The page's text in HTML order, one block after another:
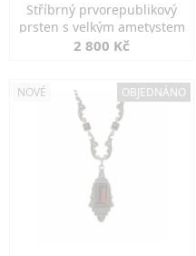
Stříbrný prvorepublikový
prsten s velkým ametystem
2 800 Kč
NOVÉ OBJEDNÁNO